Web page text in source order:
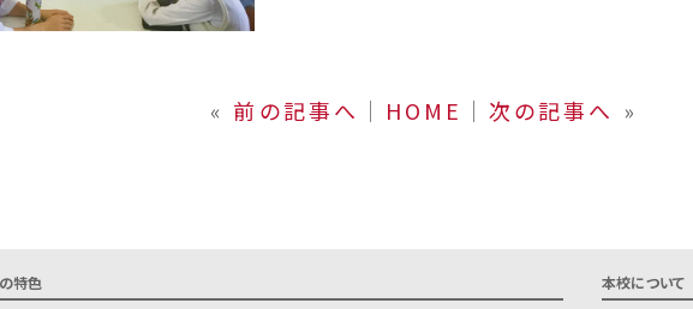
« 前の記事へ │ HOME │ 次の記事へ »
特色
本校について